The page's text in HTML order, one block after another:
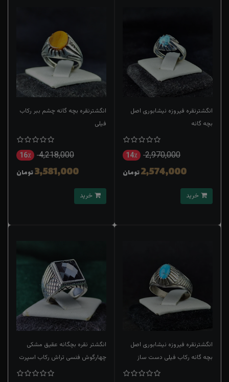
انگشترنقره فیروزه نیشابوری اصل
بچه گانه
2,970,000 14٪
2,574,000تومان
انگشترنقره بچه گانه چشم ببر رکاب
فیلی
4,218,000 16٪
3,581,000تومان
انگشترنقره فیروزه نیشابوری اصل
بچه گانه رکاب فیلی دست ساز
انگشتر نقره بچگانه عقیق مشکی
چهارگوش فنسی تراش رکاب اسپرت